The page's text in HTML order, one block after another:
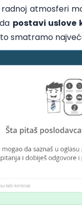
atmosferi
postavi uslove
smatramo